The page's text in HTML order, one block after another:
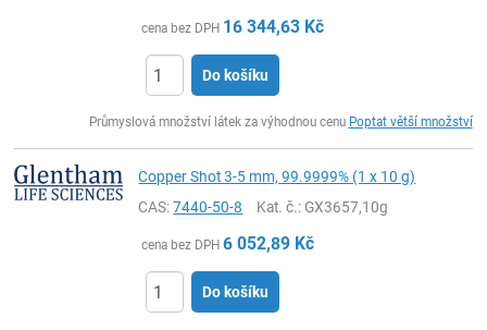
cena bez DPH 16 344,63 Kč
Do košíku
Průmyslová množství látek za výhodnou cenu Poptat větší množství
Copper Shot 3-5 mm, 99.9999% (1 x 10 g)
CAS:7440-50-8 Kat. č.: GX3657,10g
cena bez DPH 6 052,89 Kč
Do košíku